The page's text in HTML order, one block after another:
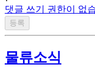
댓글 쓰기 권한이 없
물류소식